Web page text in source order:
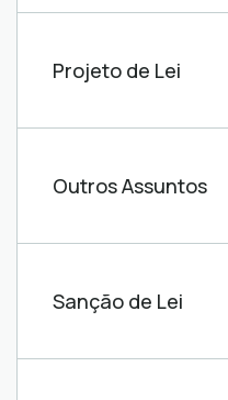
Projeto de Lei
Outros Assuntos
Sanção de Lei
Atendimento
Prefeitura